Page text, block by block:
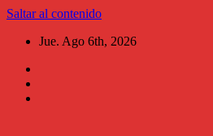
Saltar al contenido
Jue. Ago 6th, 2026